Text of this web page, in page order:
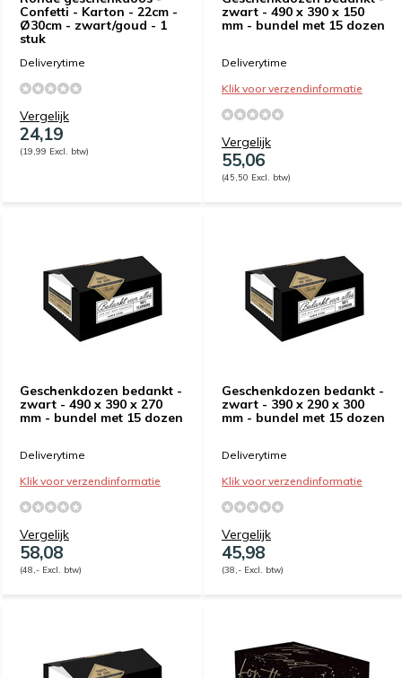
Confetti - Karton - 22cm -
Ø30cm - zwart/goud - 1
stuk
Deliverytime
Vergelijk
24,19
(19,99 Excl. btw)
zwart - 490 x 390 x 150
mm - bundel met 15 dozen
Deliverytime
Klik voor verzendinformatie
Vergelijk
55,06
(45,50 Excl. btw)
Geschenkdozen bedankt -
zwart - 490 x 390 x 270
mm - bundel met 15 dozen
Deliverytime
Klik voor verzendinformatie
Vergelijk
58,08
(48,- Excl. btw)
Geschenkdozen bedankt -
zwart - 390 x 290 x 300
mm - bundel met 15 dozen
Deliverytime
Klik voor verzendinformatie
Vergelijk
45,98
(38,- Excl. btw)